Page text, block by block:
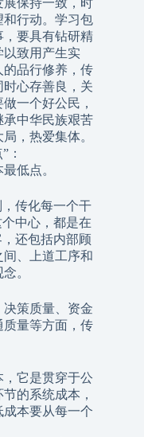
保持一致，时
行动。学习包
要具有钻研精
以致用产生实
品行修养，传
心存善良，关
一个好公民，
承中华民族艰苦
，热爱集体。
：
低点。
传化每一个干
中心，都是在
还包括内部顾
、上道工序和
。
策质量、资金
量等方面，传
它是贯穿于公
的系统成本，
本要从每一个